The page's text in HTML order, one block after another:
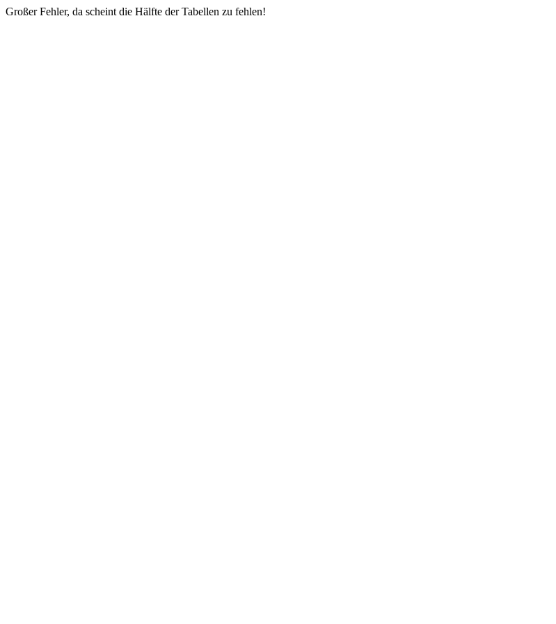
Großer Fehler, da scheint die Hälfte der Tabellen zu fehlen!